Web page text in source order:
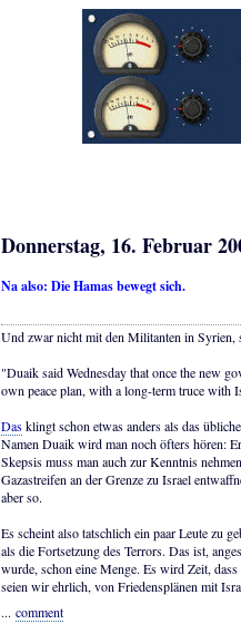
Donnerstag, 16. Februar
Na also: Die Hamas bewegt sich.
Und zwar nicht mit den Militanten in Syrien,
"Duaik said Wednesday that once the new
own peace plan, with a long-term truce with
Dasklingt schon etwas anders als das
Namen Duaik wird man noch öfters hören:
Skepsis muss man auch zur Kenntnis
Gazastreifen an der Grenze zu Israel
aber so.
Es scheint also tatschlich ein paar Leute zu
als die Fortsetzung des Terrors. Das ist,
wurde, schon eine Menge. Es wird Zeit, dass
seien wir ehrlich, von Friedensplänen mit
... comment